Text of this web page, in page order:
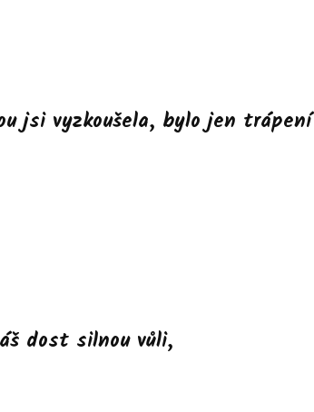
jsi vyzkoušela, bylo jen
dost silnou vůli,